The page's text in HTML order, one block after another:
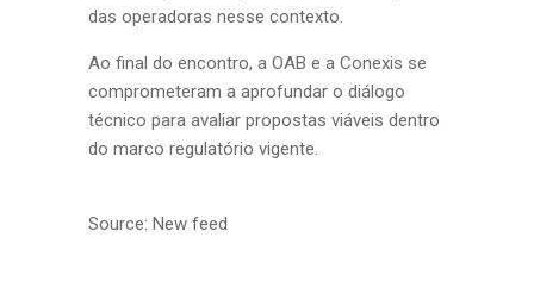
das operadoras nesse contexto.
Ao final do encontro, a OAB e a Conexis se
comprometeram a aprofundar o diálogo
técnico para avaliar propostas viáveis dentro
do marco regulatório vigente.
Source: New feed